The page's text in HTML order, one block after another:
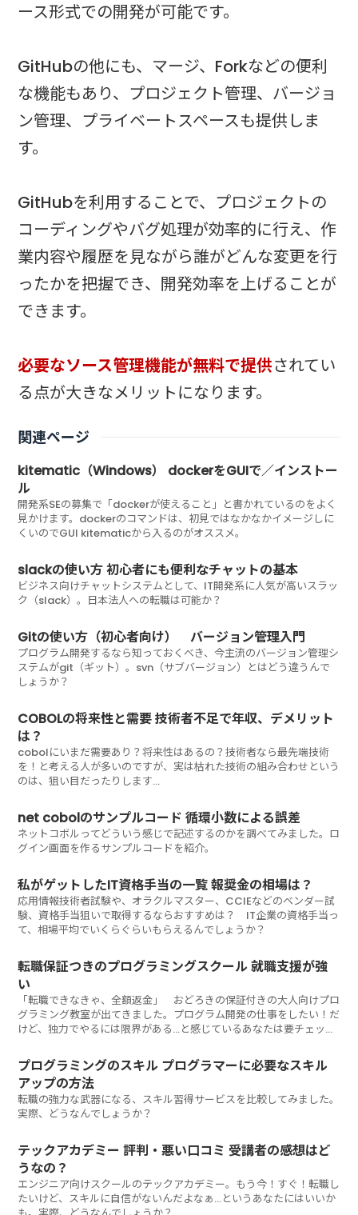
ース形式での開発が可能です。
GitHubの他にも、マージ、Forkなどの便利
な機能もあり、プロジェクト管理、バージョ
ン管理、プライベートスペースも提供しま
す。
GitHubを利用することで、プロジェクトの
コーディングやバグ処理が効率的に行え、作
業内容や履歴を見ながら誰がどんな変更を行
ったかを把握でき、開発効率を上げることが
できます。
必要なソース管理機能が無料で提供されてい
る点が大きなメリットになります。
関連ページ
kitematic（Windows） dockerをGUIで／インストー
ル
開発系SEの募集で「dockerが使えること」と書かれているのをよく
見かけます。dockerのコマンドは、初見ではなかなかイメージしに
くいのでGUI kitematicから入るのがオススメ。
slackの使い方 初心者にも便利なチャットの基本
ビジネス向けチャットシステムとして、IT開発系に人気が高いスラッ
ク（slack）。日本法人への転職は可能か？
Gitの使い方（初心者向け） バージョン管理入門
プログラム開発するなら知っておくべき、今主流のバージョン管理シ
ステムがgit（ギット）。svn（サブバージョン）とはどう違うんで
しょうか？
COBOLの将来性と需要 技術者不足で年収、デメリット
は？
cobolにいまだ需要あり？将来性はあるの？技術者なら最先端技術
を！と考える人が多いのですが、実は枯れた技術の組み合わせという
のは、狙い目だったりします…
net cobolのサンプルコード 循環小数による誤差
ネットコボルってどういう感じで記述するのかを調べてみました。ロ
グイン画面を作るサンプルコードを紹介。
私がゲットしたIT資格手当の一覧 報奨金の相場は？
応用情報技術者試験や、オラクルマスター、CCIEなどのベンダー試
験、資格手当狙いで取得するならおすすめは？ IT企業の資格手当っ
て、相場平均でいくらぐらいもらえるんでしょうか？
転職保証つきのプログラミングスクール 就職支援が強
い
「転職できなきゃ、全額返金」 おどろきの保証付きの大人向けプロ
グラミング教室が出てきました。プログラム開発の仕事をしたい！だ
けど、独力でやるには限界がある…と感じているあなたは要チェッ
プログラミングのスキル プログラマーに必要なスキル
アップの方法
転職の強力な武器になる、スキル習得サービスを比較してみました。
実際、どうなんでしょうか？
テックアカデミー 評判・悪い口コミ 受講者の感想はど
うなの？
エンジニア向けスクールのテックアカデミー。もう今！すぐ！転職し
たいけど、スキルに自信がないんだよなぁ…というあなたにはいいか